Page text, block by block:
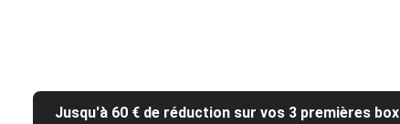
Jusqu'à 60 € de réduction sur vos 3 premières box